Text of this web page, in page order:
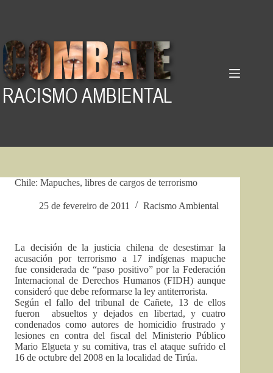
Chile: Mapuches, libres de cargos de terrorismo
25 de fevereiro de 2011 Racismo Ambiental
La decisión de la justicia chilena de desestimar la
acusación por terrorismo a 17 indígenas mapuche
fue considerada de “paso positivo” por la Federación
Internacional de Derechos Humanos (FIDH) aunque
consideró que debe reformarse la ley antiterrorista.
Según el fallo del tribunal de Cañete, 13 de ellos
fueron absueltos y dejados en libertad, y cuatro
condenados como autores de homicidio frustrado y
lesiones en contra del fiscal del Ministerio Público
Mario Elgueta y su comitiva, tras el ataque sufrido el
16 de octubre del 2008 en la localidad de Tirúa.